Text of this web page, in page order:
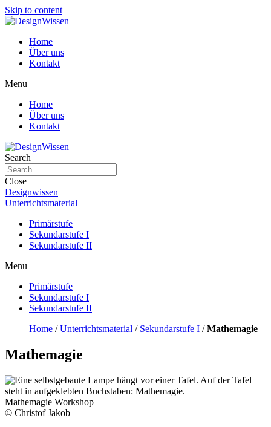
Skip to content
Home
Über uns
Kontakt
Menu
Home
Über uns
Kontakt
Search
Close
Designwissen
Unterrichtsmaterial
Primärstufe
Sekundarstufe I
Sekundarstufe II
Menu
Primärstufe
Sekundarstufe I
Sekundarstufe II
Home /Unterrichtsmaterial / Sekundarstufe I /Mathemagie
Mathemagie
Mathemagie Workshop
© Christof Jakob